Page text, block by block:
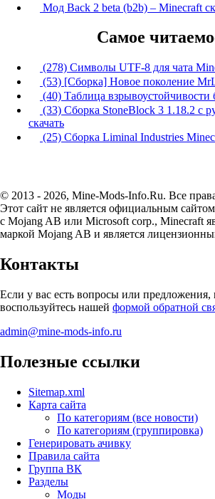
Мод Back 2 beta (b2b) – Minecraft
Самое
(278) Символы UTF-8 для чата
(53) [Сборка] Новое поколение
(40) Таблица взрывоустойчивости
(33) Сборка StoneBlock 3 1.18.2 с
скачать
(25) Сборка Liminal Industries
© 2013 - 2026, Mine-Mods-Info.Ru. Все
Этот сайт не является официальным
с Mojang AB или Microsoft corp., Minecraft
маркой Mojang AB и является
Контакты
Если у вас есть вопросы или предложения,
воспользуйтесь нашей формой обратной
admin@mine-mods-info.ru
Полезные ссылки
Sitemap.xml
Карта сайта
По категориям (все новости)
По категориям (группировка)
Генерировать ачивку
Правила сайта
Группа ВК
Разделы
Моды